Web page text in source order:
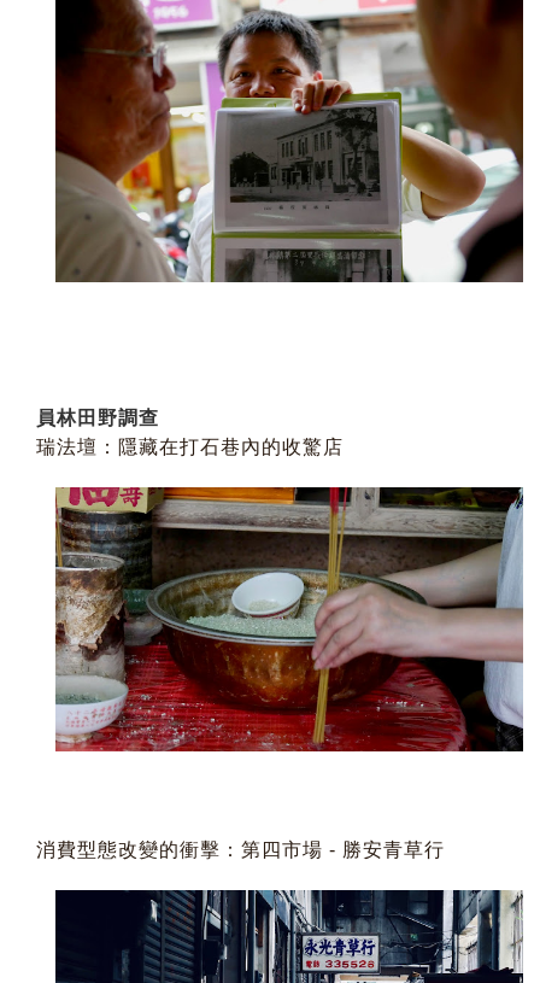
員林田野調查
瑞法壇：隱藏在打石巷內的收驚店
消費型態改變的衝擊：第四市場 - 勝安青草行